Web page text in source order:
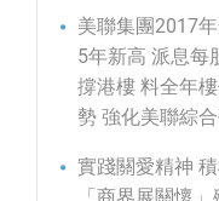
美聯集團2017
5年新高 派息每
撐港樓 料全年
勢 強化美聯綜
實踐關愛精神
「商界展關懷」